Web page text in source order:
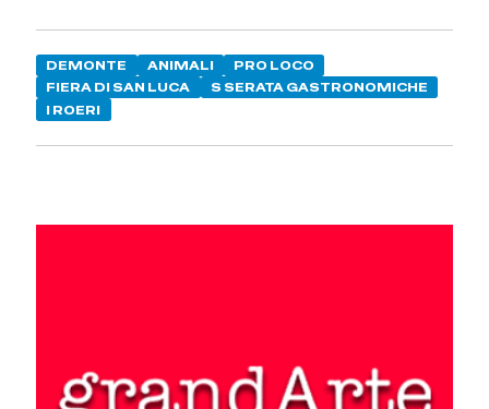
DEMONTE ANIMALI
PRO LOCO
FIERA DI SAN LUCA
S SERATA GASTRONOMICHE
I ROERI